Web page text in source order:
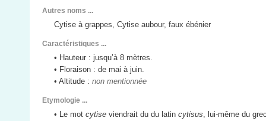
Autres noms ...
Cytise à grappes, Cytise aubour, faux ébénier
Caractéristiques ...
• Hauteur : jusqu’à 8 mètres.
• Floraison : de mai à juin.
• Altitude : non mentionnée
Etymologie ...
• Le mot cytise viendrait du du latin cytisus, lui-même du